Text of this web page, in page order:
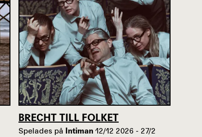
BRECHT TILL FOLKET
Spelades på Intiman 12/12 2026 - 27/2